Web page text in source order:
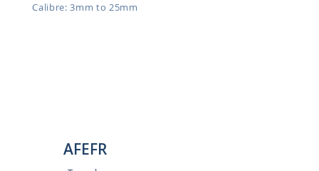
Calibre: 3mm to 25mm
AFEFR